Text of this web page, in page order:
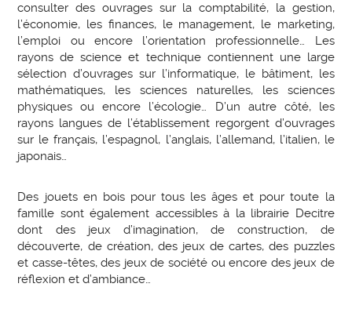
consulter des ouvrages sur la comptabilité, la gestion,
l’économie, les finances, le management, le marketing,
l’emploi ou encore l’orientation professionnelle… Les
rayons de science et technique contiennent une large
sélection d’ouvrages sur l’informatique, le bâtiment, les
mathématiques, les sciences naturelles, les sciences
physiques ou encore l’écologie… D’un autre côté, les
rayons langues de l’établissement regorgent d’ouvrages
sur le français, l’espagnol, l’anglais, l’allemand, l’italien, le
japonais…
Des jouets en bois pour tous les âges et pour toute la
famille sont également accessibles à la librairie Decitre
dont des jeux d’imagination, de construction, de
découverte, de création, des jeux de cartes, des puzzles
et casse-têtes, des jeux de société ou encore des jeux de
réflexion et d’ambiance…